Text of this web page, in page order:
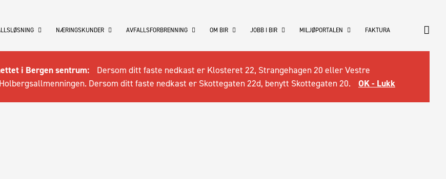
i Bergen sentrum:
Dersom ditt faste nedkast er Klosteret 22, Strangehagen 20 eller Vestre
Dersom ditt faste nedkast er Skottegaten 22d, benytt Skottegaten 20.
OK - Lukk
NÆRINGSKUNDER AVFALLSFORBRENNING OM BIR JOBB I BIR MILJØPORTALEN FAKTURA